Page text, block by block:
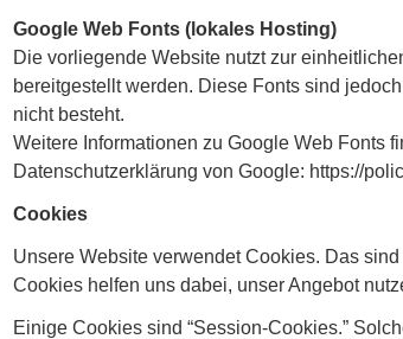
Google Web Fonts (lokales Hosting)
Die vorliegende Website nutzt zur
bereitgestellt werden. Diese Fonts sind
nicht besteht.
Weitere Informationen zu Google Web Fonts
Datenschutzerklärung von Google: https://
Cookies
Unsere Website verwendet Cookies. Das
Cookies helfen uns dabei, unser Angebot
Einige Cookies sind “Session-Cookies.”